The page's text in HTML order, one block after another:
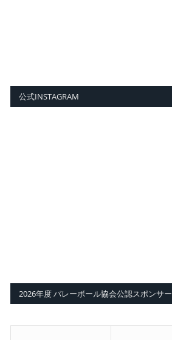
公式INSTAGRAM
2026年度 バレーボール協会公認スポンサー